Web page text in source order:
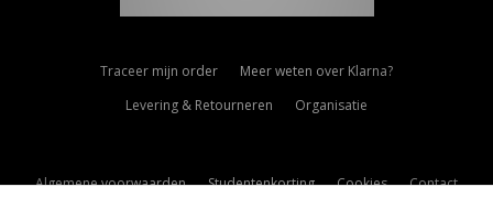
Traceer mijn order
Meer weten over Klarna?
Levering & Retourneren
Organisatie
Algemene voorwaarden Studentenkorting Cookies
Contact